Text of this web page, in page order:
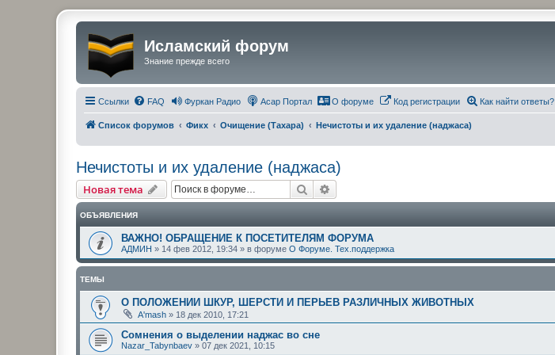
Исламский форум
Знание прежде всего
Ссылки FAQ Фуркан Радио Асар Портал О форуме Код регистрации Как найти ответы?
Список форумов Фикх Очищение (Тахара) Нечистоты и их удаление (наджаса)
Нечистоты и их удаление (наджаса)
Новая тема Поиск
ОБЪЯВЛЕНИЯ
ВАЖНО! ОБРАЩЕНИЕ К ПОСЕТИТЕЛЯМ ФОРУМА
АДМИН » 14 фев 2012, 19:34 » в форуме О Форуме. Тех.поддержка
ТЕМЫ
О ПОЛОЖЕНИИ ШКУР, ШЕРСТИ И ПЕРЬЕВ РАЗЛИЧНЫХ ЖИВОТНЫХ
A'mash » 18 дек 2010, 17:21
Сомнения о выделении наджас во сне
Nazar_Tabynbaev » 07 дек 2021, 10:15